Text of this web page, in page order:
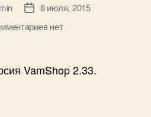
Дата8 июля, 2015
к
версия
VamShop
нет
VamShop 2.33.